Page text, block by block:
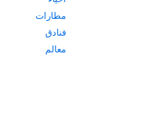
مطارات
فنادق
معالم